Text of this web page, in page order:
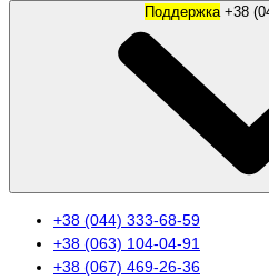
Поддержка
+38 (044) 333-68-59
+38 (063) 104-04-91
+38 (067) 469-26-36